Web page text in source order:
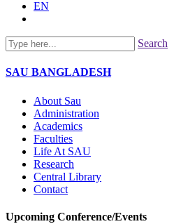
EN
Search
SAU BANGLADESH
About Sau
Administration
Academics
Faculties
Life At SAU
Research
Central Library
Contact
Upcoming Conference/Events